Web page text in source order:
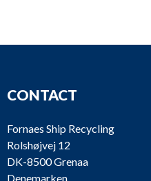
CONTACT
Fornaes Ship Recycling
Rolshøjvej 12
DK-8500 Grenaa
Denemarken